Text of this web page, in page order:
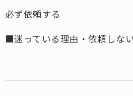
必ず依頼する
■迷っている理由・依頼しな